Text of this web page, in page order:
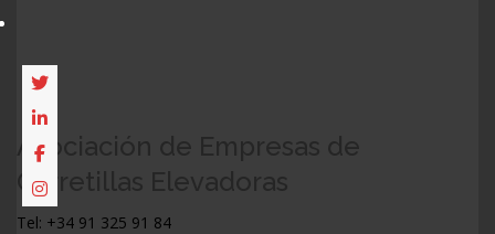
Asociación de Empresas de
Carretillas Elevadoras
Tel: +34 91 325 91 84